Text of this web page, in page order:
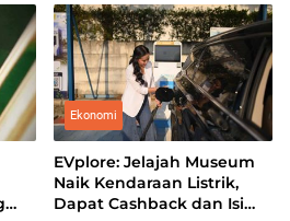
Perkuat Persatuan dan
Kobarkan Semangat
Nasionalisme
Ekonomi
EVplore: Jelajah Museum
Naik Kendaraan Listrik,
Dapat Cashback dan Isi